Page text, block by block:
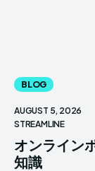
BLOG
AUGUST 5, 2026
STREAMLINE
オンライン
知識